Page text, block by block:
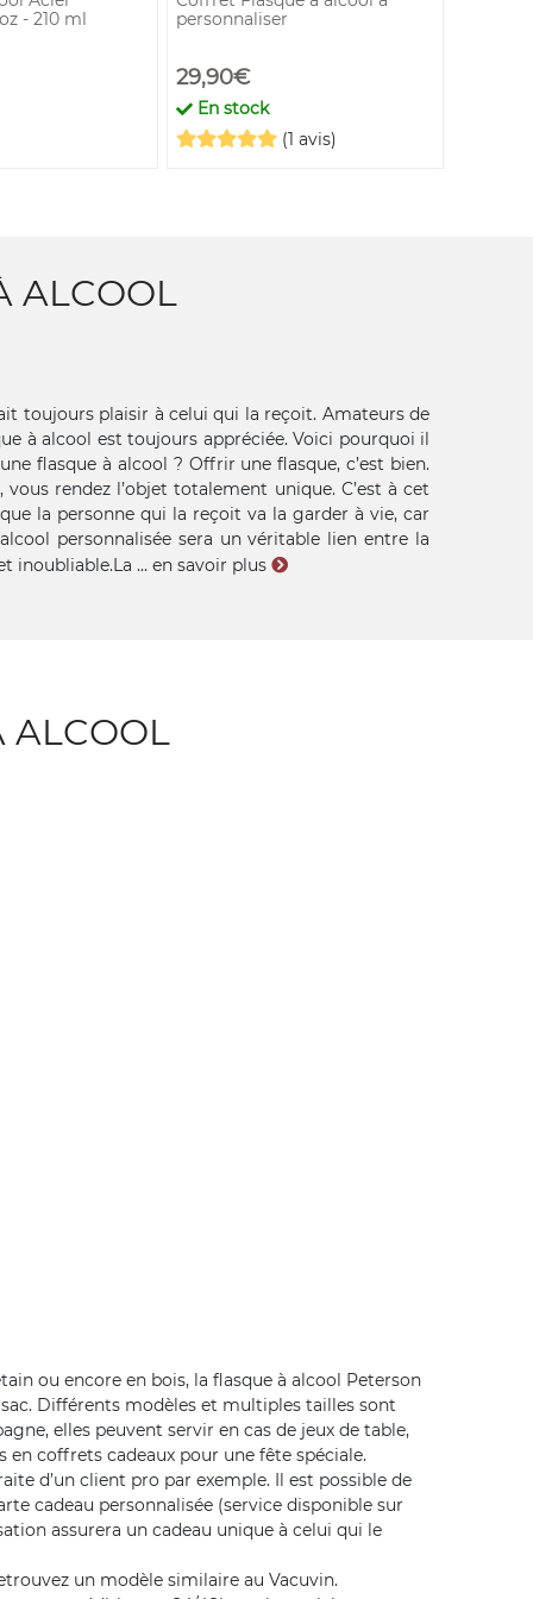
- 210 ml
personnaliser
29,90€
En stock
(1 avis)
ALCOOL
toujours plaisir à celui qui la reçoit. Amateurs de
à alcool est toujours appréciée. Voici pourquoi il
flasque à alcool ? Offrir une flasque, c’est bien.
rendez l’objet totalement unique. C’est à cet
la personne qui la reçoit va la garder à vie, car
personnalisée sera un véritable lien entre la
inoubliable.La ... en savoir plus
ALCOOL
ou encore en bois, la flasque à alcool Peterson
Différents modèles et multiples tailles sont
elles peuvent servir en cas de jeux de table,
coffrets cadeaux pour une fête spéciale.
d’un client pro par exemple. Il est possible de
cadeau personnalisée (service disponible sur
assurera un cadeau unique à celui qui le
un modèle similaire au Vacuvin.